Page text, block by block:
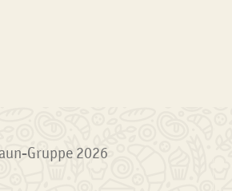
Gruppe 2026